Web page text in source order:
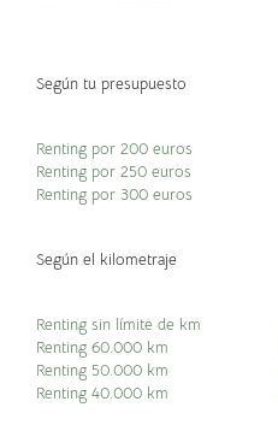
Según tu presupuesto
Renting por 200 euros
Renting por 250 euros
Renting por 300 euros
Según el kilometraje
Renting sin límite de km
Renting 60.000 km
Renting 50.000 km
Renting 40.000 km